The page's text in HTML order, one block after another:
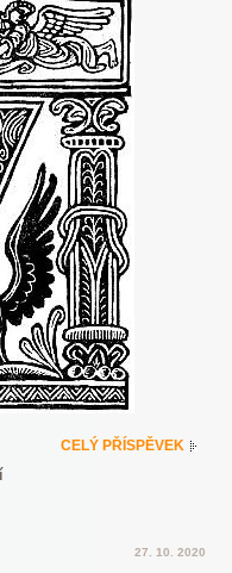
CELÝ PŘÍSPĚVEK
27. 10. 2020